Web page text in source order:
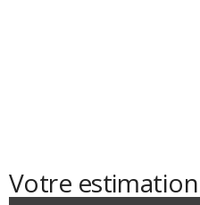
Votre